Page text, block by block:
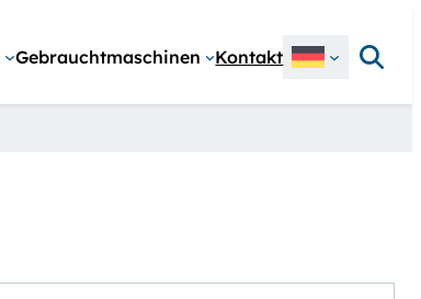
Gebrauchtmaschinen Kontakt Suchen